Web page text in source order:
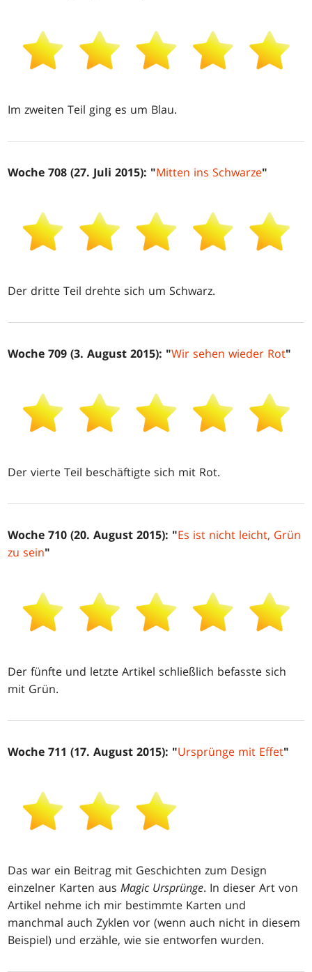
Im zweiten Teil ging es um Blau.
Woche 708 (27. Juli 2015): "Mitten ins Schwarze"
Der dritte Teil drehte sich um Schwarz.
Woche 709 (3. August 2015): "Wir sehen wieder Rot"
Der vierte Teil beschäftigte sich mit Rot.
Woche 710 (20. August 2015): "Es ist nicht leicht, Grün
zu sein"
Der fünfte und letzte Artikel schließlich befasste sich
mit Grün.
Woche 711 (17. August 2015): "Ursprünge mit Effet"
Das war ein Beitrag mit Geschichten zum Design
einzelner Karten ausMagic Ursprünge. In dieser Art von
Artikel nehme ich mir bestimmte Karten und
manchmal auch Zyklen vor (wenn auch nicht in diesem
Beispiel) und erzähle, wie sie entworfen wurden.